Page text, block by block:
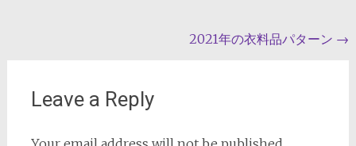
2021年の衣料品パターン →
Leave a Reply